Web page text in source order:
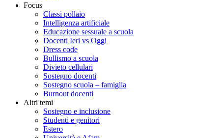
Focus
Classi pollaio
Intelligenza artificiale
Educazione sessuale a scuola
Docenti Ieri vs Oggi
Dress code
Bullismo a scuola
Divieto cellulari
Sostegno docenti
Sostegno scuola – famiglia
Burnout docenti
Altri temi
Sostegno e inclusione
Studenti e genitori
Estero